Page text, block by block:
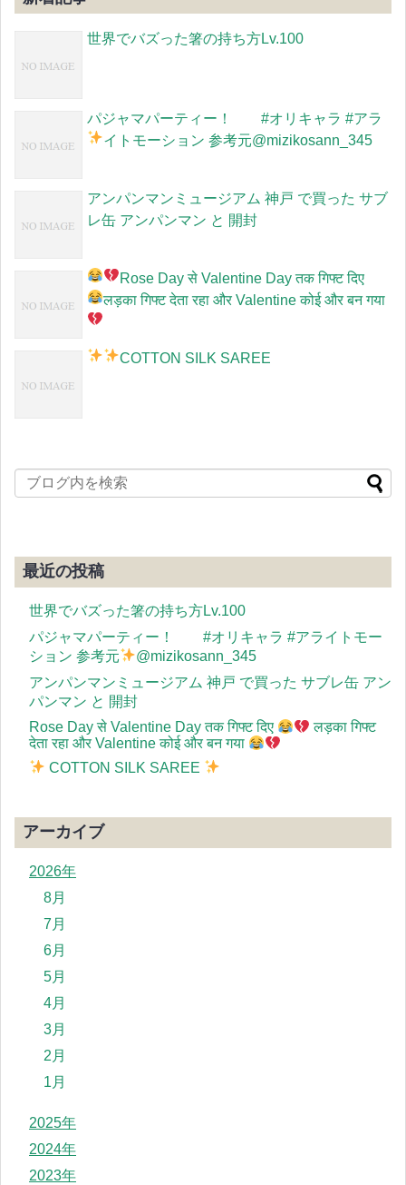
世界でバズった箸の持ち方Lv.100
パジャマパーティー！ #オリキャラ #アラ
イトモーション 参考元@mizikosann_345
アンパンマンミュージアム 神戸 で買った サブ
レ缶 アンパンマン と 開封
Rose Day से Valentine Day तक गिफ्ट दिए
लड़का गिफ्ट देता रहा और Valentine कोई और बन गया
COTTON SILK SAREE
最近の投稿
世界でバズった箸の持ち方Lv.100
パジャマパーティー！ #オリキャラ #アライトモー
ション 参考元
@mizikosann_345
アンパンマンミュージアム 神戸 で買った サブレ缶 アン
パンマン と 開封
Rose Day से Valentine Day तक गिफ्ट दिए
लड़का गिफ्ट
देता रहा और Valentine कोई और बन गया
COTTON SILK SAREE
アーカイブ
2026年
8月
7月
6月
5月
4月
3月
2月
1月
2025年
2024年
2023年